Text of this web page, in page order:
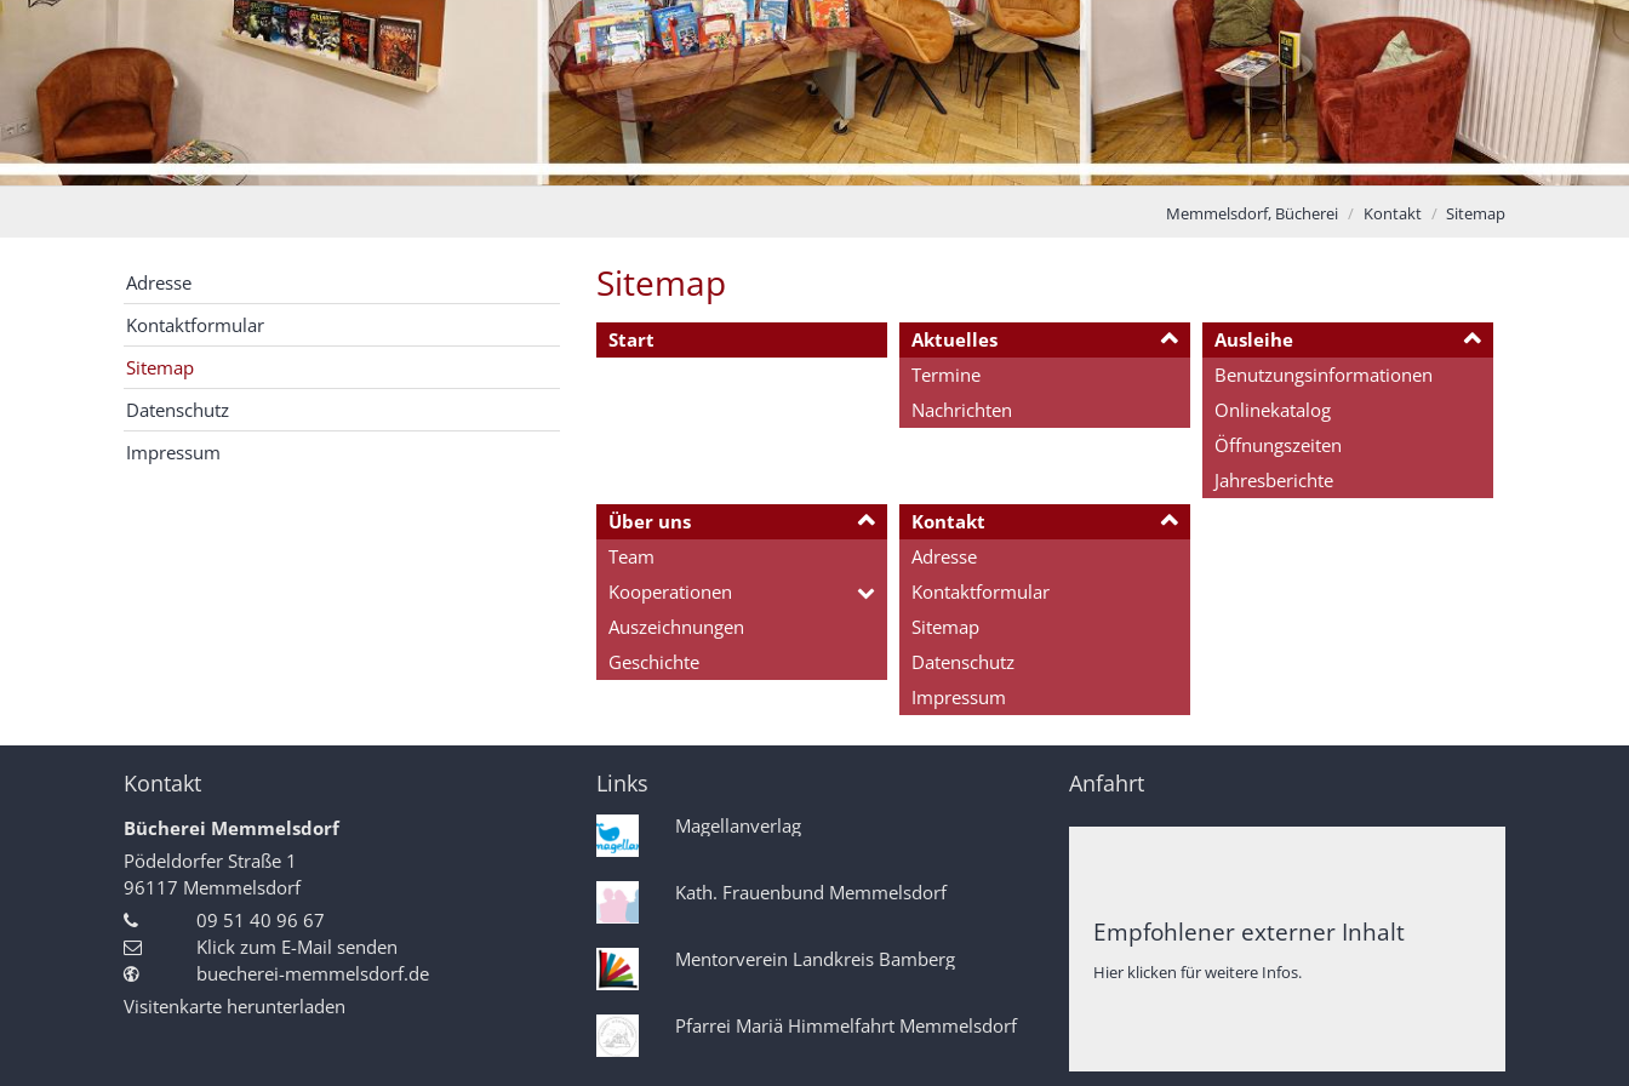
Memmelsdorf, Bücherei Kontakt Sitemap
Sitemap
Start
Aktuelles
Termine
Nachrichten
Ausleihe
Benutzungsinformationen
Onlinekatalog
Öffnungszeiten
Jahresberichte
Über uns
Team
Kooperationen
Auszeichnungen
Geschichte
Kontakt
Adresse
Kontaktformular
Sitemap
Datenschutz
Impressum
Adresse
Kontaktformular
Sitemap
Datenschutz
Impressum
Kontakt
Bücherei Memmelsdorf
Pödeldorfer Straße 1
96117 Memmelsdorf
09 51 40 96 67
Klick zum E-Mail senden
buecherei-memmelsdorf.de
Visitenkarte herunterladen
Links
Magellanverlag
Kath. Frauenbund Memmelsdorf
Mentorverein Landkreis Bamberg
Pfarrei Mariä Himmelfahrt Memmelsdorf
Anfahrt
Empfohlener externer Inhalt
Hier klicken für weitere Infos.